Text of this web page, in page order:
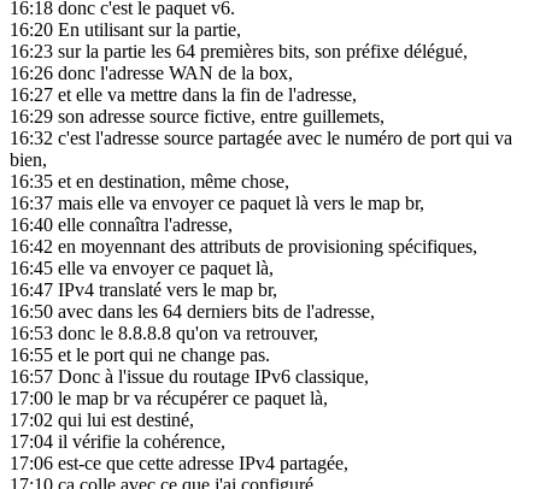
16:18 donc c'est le paquet v6.
16:20 En utilisant sur la partie,
16:23 sur la partie les 64 premières bits, son préfixe délégué,
16:26 donc l'adresse WAN de la box,
16:27 et elle va mettre dans la fin de l'adresse,
16:29 son adresse source fictive, entre guillemets,
16:32 c'est l'adresse source partagée avec le numéro de port qui va
bien,
16:35 et en destination, même chose,
16:37 mais elle va envoyer ce paquet là vers le map br,
16:40 elle connaîtra l'adresse,
16:42 en moyennant des attributs de provisioning spécifiques,
16:45 elle va envoyer ce paquet là,
16:47 IPv4 translaté vers le map br,
16:50 avec dans les 64 derniers bits de l'adresse,
16:53 donc le 8.8.8.8 qu'on va retrouver,
16:55 et le port qui ne change pas.
16:57 Donc à l'issue du routage IPv6 classique,
17:00 le map br va récupérer ce paquet là,
17:02 qui lui est destiné,
17:04 il vérifie la cohérence,
17:06 est-ce que cette adresse IPv4 partagée,